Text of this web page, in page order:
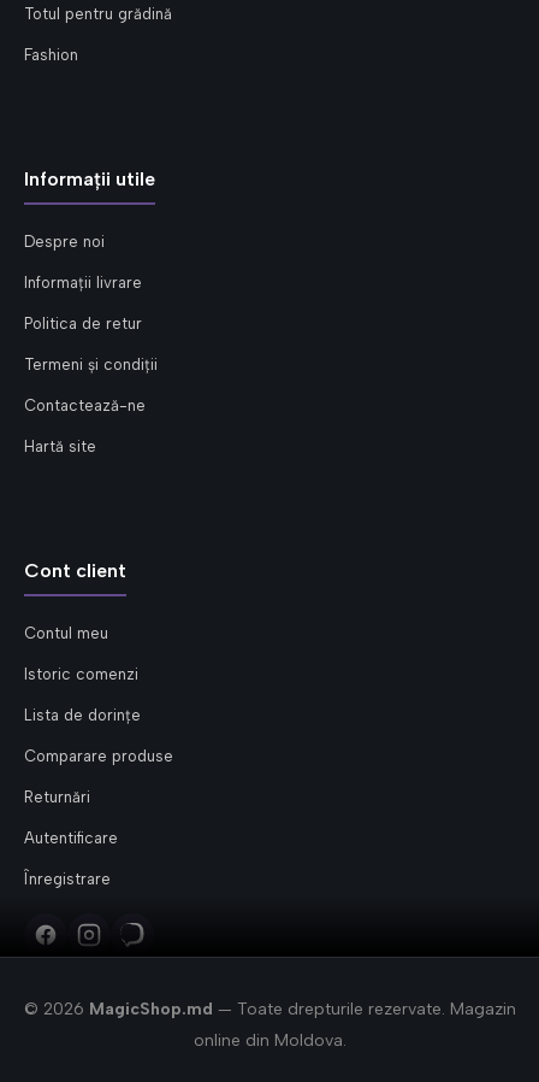
Totul pentru grădină
Fashion
Informații utile
Despre noi
Informații livrare
Politica de retur
Termeni și condiții
Contactează-ne
Hartă site
Cont client
Contul meu
Istoric comenzi
Lista de dorințe
Comparare produse
Returnări
Autentificare
Înregistrare
© 2026 MagicShop.md — Toate drepturile rezervate. Magazin
online din Moldova.